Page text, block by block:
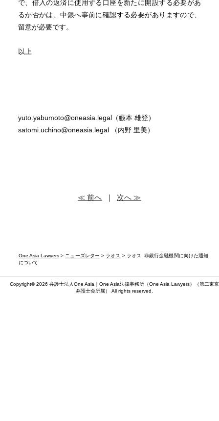
One Asia Lawyers > ニューズレター > ラオス > ラオス: 非銀行金融機関に向けた通知
について
で、借入の返済に使用する口座を新たに開設する必要があ
るか否かは、中銀へ事前に確認する必要がありますので、
留意が必要です。
以上
yuto.yabumoto@oneasia.legal（藪本 雄登）
satomi.uchino@oneasia.legal （内野 里美）
≪ 前へ ｜ 次へ ≫
Copyright© 2026 弁護士法人One Asia｜One Asia法律事務所（One Asia Lawyers）（第二東京
弁護士会所属） All rights reserved.